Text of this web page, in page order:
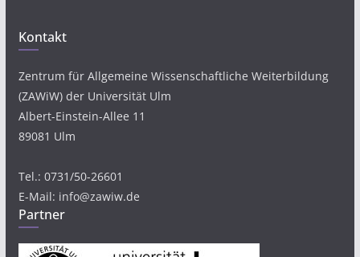
Kontakt
Zentrum für Allgemeine Wissenschaftliche Weiterbildung
(ZAWiW) der Universität Ulm
Albert-Einstein-Allee 11
89081 Ulm
Tel.: 0731/50-26601
E-Mail: info@zawiw.de
Partner